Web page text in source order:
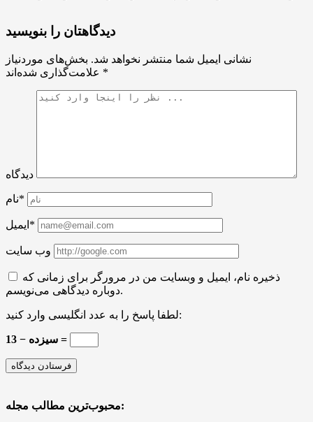
دیدگاهتان را بنویسید
نشانی ایمیل شما منتشر نخواهد شد. بخش‌های موردنیاز
*
دیدگاه
نام*
ایمیل*
وب سایت
ذخیره نام، ایمیل و وبسایت من در مرورگر برای زمانی که
دوباره دیدگاهی می‌نویسم.
لطفا پاسخ را به عدد انگلیسی وارد کنید:
سیزده − 13 =
محبوب‌ترین مطالب مجله: